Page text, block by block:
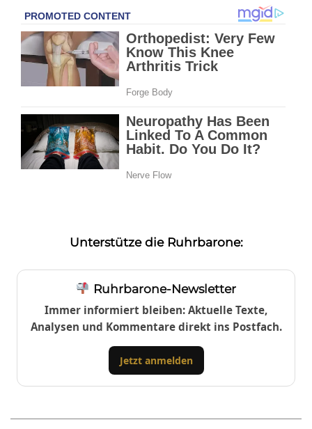
Unterstütze die Ruhrbarone:
Ruhrbarone-Newsletter
Immer informiert bleiben: Aktuelle Texte,
Analysen und Kommentare direkt ins Postfach.
Jetzt anmelden